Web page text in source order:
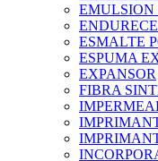
EMULSION
ESMALTE
ESPUMA
EXPANSOR
FIBRA